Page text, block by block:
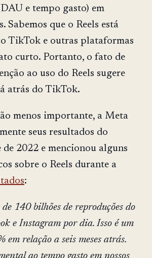
e tempo gasto) em
Sabemos que o Reels está
TikTok e outras plataformas
curto. Portanto, o fato de
ao uso do Reels sugere
atrás do TikTok.
menos importante, a Meta
seus resultados do
2022 e mencionou alguns
sobre o Reels durante a
:
140 bilhões de reproduções do
e Instagram por dia. Isso é um
em relação a seis meses atrás.
ao tempo gasto em nossos